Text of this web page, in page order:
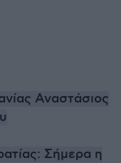
Αναστάσιος
Σήμερα η